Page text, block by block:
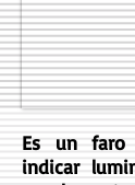
Es un
indicar